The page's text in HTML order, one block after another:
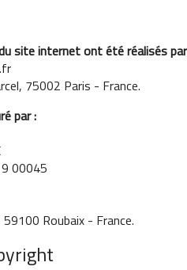
site internet ont été réalisés
75002 Paris - France.
par :
00045
Roubaix - France.